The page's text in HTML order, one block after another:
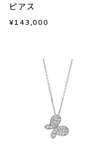
ピアス
¥143,000